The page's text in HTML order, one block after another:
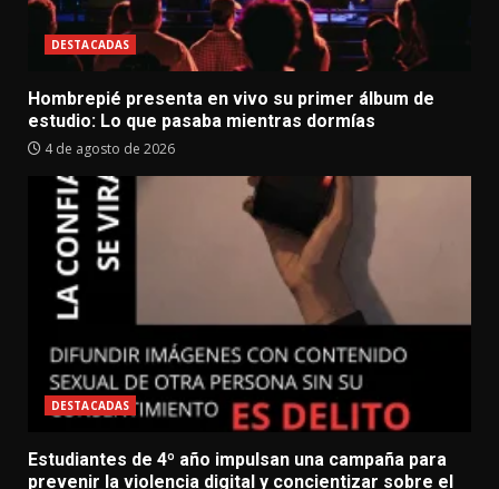
DESTACADAS
Hombrepié presenta en vivo su primer álbum de
estudio: Lo que pasaba mientras dormías
4 de agosto de 2026
DESTACADAS
Estudiantes de 4º año impulsan una campaña para
prevenir la violencia digital y concientizar sobre el